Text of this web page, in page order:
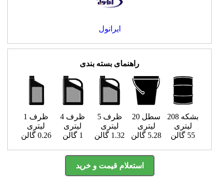
ایرانول
راهنمای بسته بندی
بشکه 208
لیتری
55 گالن
سطل 20
لیتری
5.28 گالن
ظرف 5
لیتری
1.32 گالن
ظرف 4
لیتری
1 گالن
ظرف 1
لیتری
0.26 گالن
استعلام قیمت و خرید